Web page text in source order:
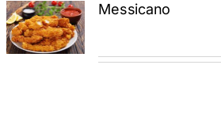
ADD TO
CART
/
DETTAGLI
Messicano